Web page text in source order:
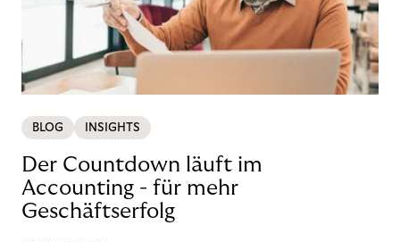
BLOG INSIGHTS
Der Countdown läuft im
Accounting - für mehr
Geschäftserfolg